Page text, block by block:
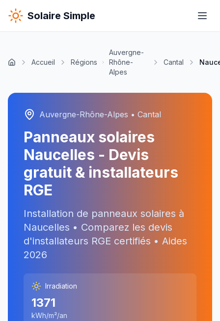
Solaire Simple
Accueil Régions
Auvergne-
Rhône-
Alpes
Cantal
Auvergne-Rhône-Alpes • Cantal
Panneaux solaires
Naucelles - Devis
gratuit & installateurs
RGE
Installation de panneaux solaires à
Naucelles • Comparez les devis
d'installateurs RGE certifiés • Aides
2026
Irradiation
1371
kWh/m²/an